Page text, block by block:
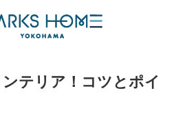
テリア！コツとポイ